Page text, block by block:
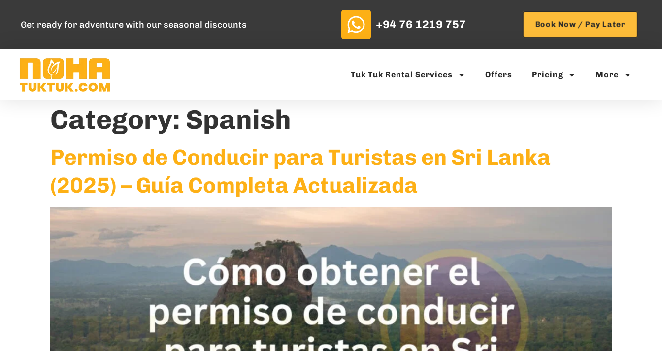
Get ready for adventure with our seasonal discounts +94 76 1219 757 Book Now / Pay Later
Tuk Tuk Rental Services Offers Pricing More
Category: Spanish
Permiso de Conducir para Turistas en Sri Lanka
(2025) – Guía Completa Actualizada